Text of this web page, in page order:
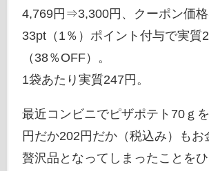
4,769円⇒3,300円、クーポン価格
33pt（1％）ポイント付与で実質
（38％OFF）。
1袋あたり実質247円。
最近コンビニでピザポテト70ｇ
円だか202円だか（税込み）もお
贅沢品となってしまったことを